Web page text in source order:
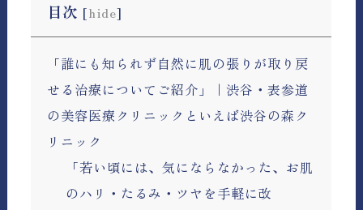
目次 [hide]
「誰にも知られず自然に肌の張りが取り戻
せる治療についてご紹介」｜渋谷・表参道
の美容医療クリニックといえば渋谷の森ク
リニック
「若い頃には、気にならなかった、お肌
のハリ・たるみ・ツヤを手軽に改